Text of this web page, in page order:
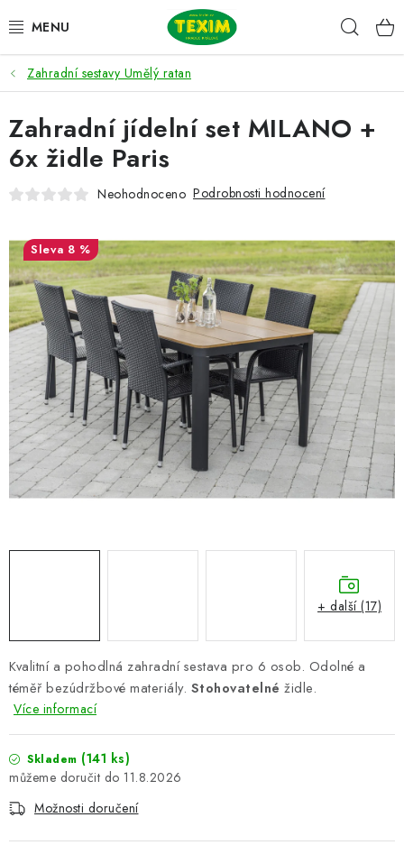
na
ZAHRADNÍ SESTAVY
ŽIDLE
STOLY
LEHÁTKA
POLSTRY
DOPLŇKY
PERGOLY
GRILY
VÝPRODEJ
NOVINKY
Nákup na splátky ESSOX
Zahradní sestavy Umělý ratan
Kvalitní a pohodlná zahradní sestava pro 6 osob. Odolné a
téměř bezúdržbové materiály. Stohovatelné židle.
Více informací
Skladem (141 ks)
11.8.2026
Možnosti doručení
Zahradní jídelní set MILANO +
6x židle Paris
Neohodnoceno Podrobnosti hodnocení
8 %
+ další (17)